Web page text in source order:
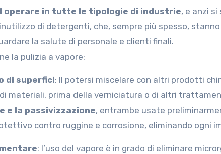
operare in tutte le tipologie di industrie, e anzi
di detergenti, che, sempre più spesso,
la salute di personale e clienti finali.
la pulizia a vapore:
di superfici: Il potersi miscelare con altri prodotti
materiali, prima della verniciatura o di altri
e la passivizzazione, entrambe usate
contro ruggine e corrosione, eliminando ogni
: l’uso del vapore è in grado di eliminare